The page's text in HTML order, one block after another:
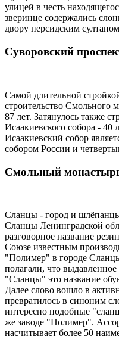
улицей в честь
зверинце содержались
двору персидским
Суворовский
Самой длительной
строительство Смольного
87 лет. Затянулось также
Исаакиевского собора - 40
Исаакиевский собор
собором России и
Смольный
Сланцы - город и
Сланцы Ленинградской
разговорное название
Союзе известным
"Полимер" в городе
полагали, что
"Сланцы" это название
Далее слово вошло в
превратилось в синоним
интересно подобные
же заводе "Полимер".
насчитывает более 50